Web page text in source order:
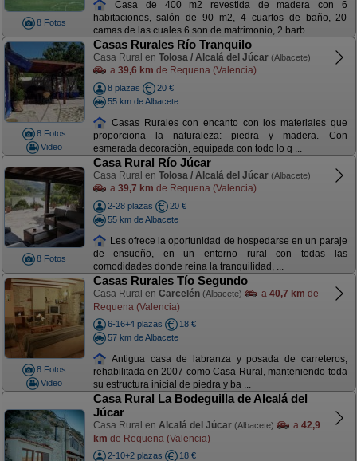
8 Fotos
Casa de 400 m2 revestida de madera con 6
habitaciones, salón de 90 m2, 4 cuartos de baño, 20
camas de las cuales 6 son de matrimonio, 2 barb ...
8 Fotos
Video
Casas Rurales Río Tranquilo
Casa Rural en Tolosa / Alcalá del Júcar (Albacete)
a 39,6 km de Requena (Valencia)
8 plazas
20 €
55 km de Albacete
Casas Rurales con encanto con los materiales que
proporciona la naturaleza: piedra y madera. Con
esmerada decoración, equipada con todo lo q ...
8 Fotos
Casa Rural Río Júcar
Casa Rural en Tolosa / Alcalá del Júcar (Albacete)
a 39,7 km de Requena (Valencia)
2-28 plazas
20 €
55 km de Albacete
Les ofrece la oportunidad de hospedarse en un paraje
de ensueño, en un entorno rural con todas las
comodidades donde reina la tranquilidad, ...
8 Fotos
Video
Casas Rurales Tío Segundo
Casa Rural en Carcelén (Albacete) a 40,7 km de
Requena (Valencia)
6-16+4 plazas
18 €
57 km de Albacete
Antigua casa de labranza y posada de carreteros,
rehabilitada en 2007 como Casa Rural, manteniendo toda
su estructura inicial de piedra y ba ...
Casa Rural La Bodeguilla de Alcalá del
Júcar
Casa Rural en Alcalá del Júcar (Albacete) a 42,9
km de Requena (Valencia)
2-10+2 plazas
18 €